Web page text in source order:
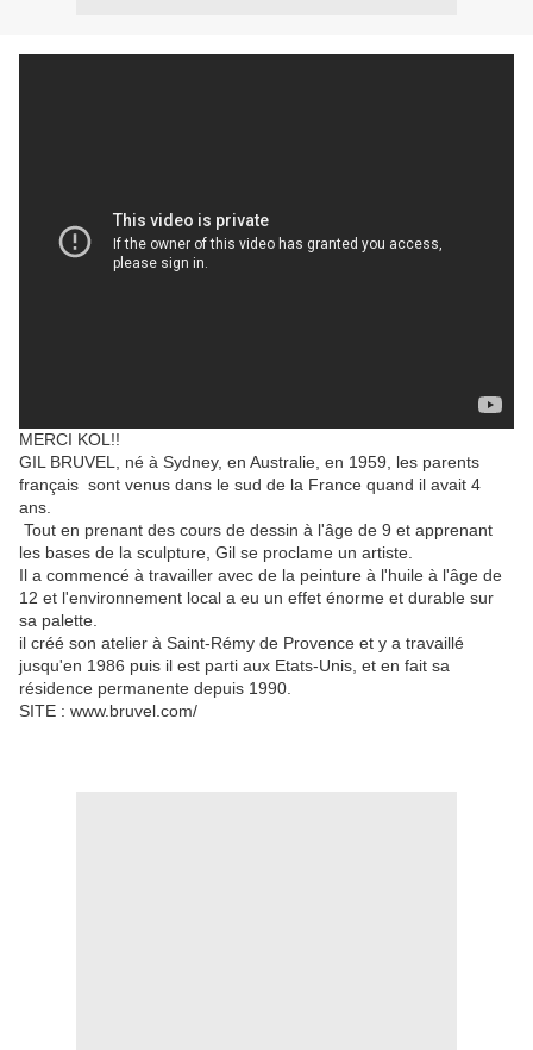
MERCI KOL!!
GIL BRUVEL, né à Sydney, en Australie, en 1959, les parents
français sont venus dans le sud de la France quand il avait 4
ans.
Tout en prenant des cours de dessin à l'âge de 9 et apprenant
les bases de la sculpture, Gil se proclame un artiste.
Il a commencé à travailler avec de la peinture à l'huile à l'âge de
12 et l'environnement local a eu un effet énorme et durable sur
sa palette.
il créé son atelier à Saint-Rémy de Provence et y a travaillé
jusqu'en 1986 puis il est parti aux Etats-Unis, et en fait sa
résidence permanente depuis 1990.
SITE : www.bruvel.com/